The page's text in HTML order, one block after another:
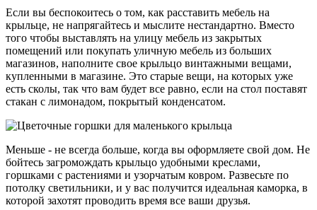
Если вы беспокоитесь о том, как расставить мебель на
крыльце, не напрягайтесь и мыслите нестандартно. Вместо
того чтобы выставлять на улицу мебель из закрытых
помещений или покупать уличную мебель из больших
магазинов, наполните свое крыльцо винтажными вещами,
купленными в магазине. Это старые вещи, на которых уже
есть сколы, так что вам будет все равно, если на стол поставят
стакан с лимонадом, покрытый конденсатом.
Меньше - не всегда больше, когда вы оформляете свой дом. Не
бойтесь загромождать крыльцо удобными креслами,
горшками с растениями и узорчатым ковром. Развесьте по
потолку светильники, и у вас получится идеальная каморка, в
которой захотят проводить время все ваши друзья.